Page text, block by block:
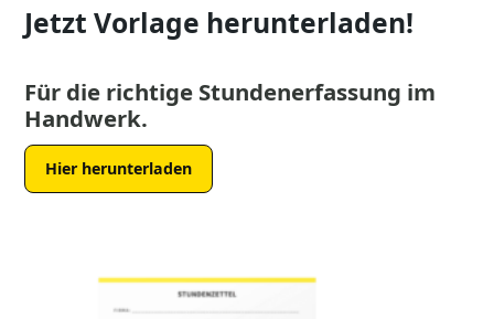
Jetzt Vorlage herunterladen!
Für die richtige Stundenerfassung im
Handwerk.
Hier herunterladen